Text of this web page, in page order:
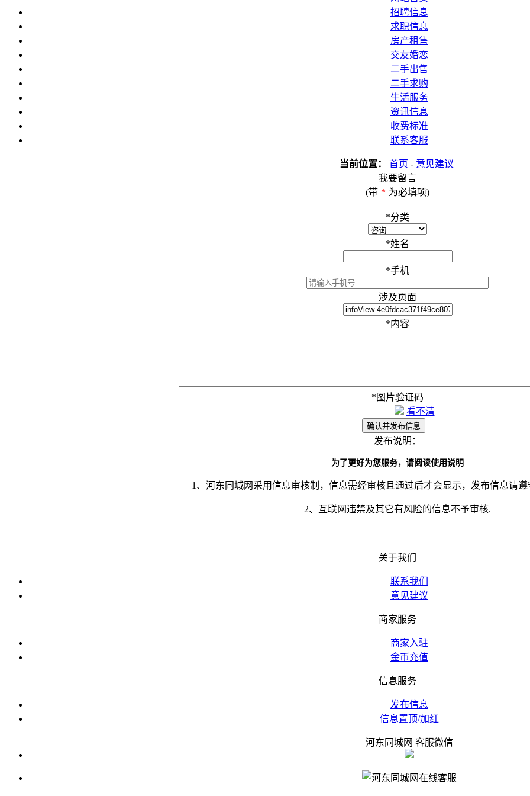
招聘信息
求职信息
房产租售
交友婚恋
二手出售
二手求购
生活服务
资讯信息
收费标准
联系客服
当前位置： 首页 - 意见建议
我要留言
(带 * 为必填项)
*分类
*姓名
*手机
涉及页面
*内容
* 图片验证码
看不清
发布说明：
为了更好为您服务，请阅读使用说明
1、河东同城网采用信息审核制，信息需经审核且通过后才会显示，发布信息请遵
2、互联网违禁及其它有风险的信息不予审核.
关于我们
联系我们
意见建议
商家服务
商家入驻
金币充值
信息服务
发布信息
信息置顶/加红
河东同城网 客服微信